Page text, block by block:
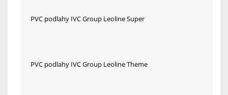
PVC podlahy IVC Group Leoline Super
PVC podlahy IVC Group Leoline Theme